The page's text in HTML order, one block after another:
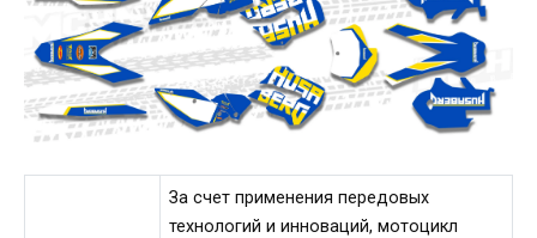
За счет применения передовых
технологий и инноваций, мотоцикл